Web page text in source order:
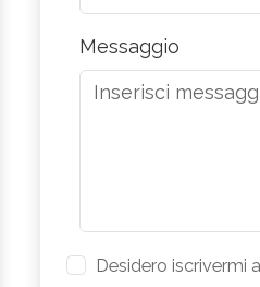
Messaggio
Desidero iscrivermi